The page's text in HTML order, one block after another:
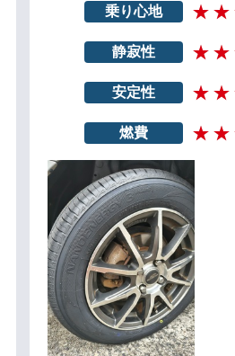
乗り心地
静寂性
安定性
燃費